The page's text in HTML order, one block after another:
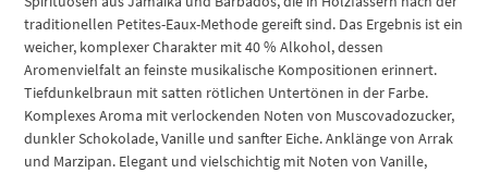
traditionellen Petites-Eaux-Methode gereift sind. Das Ergebnis ist ein
weicher, komplexer Charakter mit 40 % Alkohol, dessen
Aromenvielfalt an feinste musikalische Kompositionen erinnert.
Tiefdunkelbraun mit satten rötlichen Untertönen in der Farbe.
Komplexes Aroma mit verlockenden Noten von Muscovadozucker,
dunkler Schokolade, Vanille und sanfter Eiche. Anklänge von Arrak
und Marzipan. Elegant und vielschichtig mit Noten von Vanille,